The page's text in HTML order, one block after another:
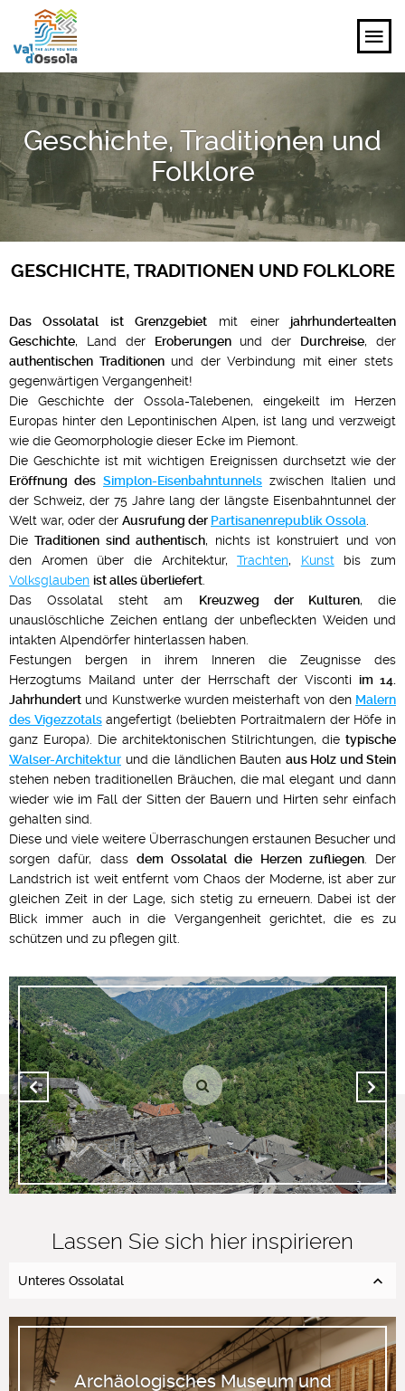
ERLEBEN
PLANEN
VERANSTALTUNGEN UND IDEEN
Geschichte, Traditionen und
Folklore
GESCHICHTE, TRADITIONEN UND FOLKLORE
Das Ossolatal ist Grenzgebiet mit einerjahrhundertealten
Geschichte, Land der Eroberungenund der Durchreise, der
authentischen Traditionenund der Verbindung mit einer stets
gegenwärtigen Vergangenheit!
Die Geschichte der Ossola-Talebenen, eingekeilt im Herzen
Europas hinter den Lepontinischen Alpen, ist lang und verzweigt
wie die Geomorphologie dieser Ecke im Piemont.
Die Geschichte ist mit wichtigen Ereignissen durchsetzt wie der
Eröffnung des Simplon-Eisenbahntunnels zwischen Italien und
der Schweiz, der 75 Jahre lang der längste Eisenbahntunnel der
Welt war, oder der Ausrufung der Partisanenrepublik Ossola
DieTraditionen sind authentisch, nichts ist konstruiert und von
den Aromen über die Architektur,Trachten, Kunstbis zum
Volksglauben ist alles überliefert
Das Ossolatal steht am Kreuzweg der Kulturen, die
unauslöschliche Zeichen entlang der unbefleckten Weiden und
intakten Alpendörfer hinterlassen haben.
Festungen bergen in ihrem Inneren die Zeugnisse des
Herzogtums Mailand unter der Herrschaft der Visconti im 14.
Jahrhundert und Kunstwerke wurden meisterhaft von den Malern
des Vigezzotalsangefertigt (beliebten Portraitmalern der Höfe in
ganz Europa). Die architektonischen Stilrichtungen, die typische
Walser-Architektur und die ländlichen Bauten aus Holz und Stein
stehen neben traditionellen Bräuchen, die mal elegant und dann
wieder wie im Fall der Sitten der Bauern und Hirten sehr einfach
gehalten sind.
Diese und viele weitere Überraschungen erstaunen Besucher und
sorgen dafür, dass dem Ossolatal die Herzen zufliegen. Der
Landstrich ist weit entfernt vom Chaos der Moderne, ist aber zur
gleichen Zeit in der Lage, sich stetig zu erneuern. Dabei ist der
Blick immer auch in die Vergangenheit gerichtet, die es zu
schützen und zu pflegen gilt.
Lassen Sie sich hier inspirieren
Unteres Ossolatal
Archäologisches Museum und